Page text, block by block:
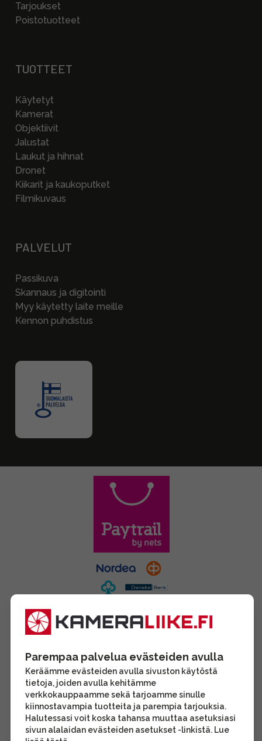
Tarjoukset
Poistotuotteet
TUOTTEET
Käytetyt
Kamerat
Objektiivit
Jalustat
Laukut ja hihnat
Dronet
Kiikarit ja kaukoputket
Filmikuvaus
PALVELUT
Passikuva
Skannaus ja digitointi
Myy käytetty laite meille
Kennon puhdistus
Parempaa palvelua evästeiden avulla
Keräämme evästeiden avulla sivuston käytöstä
tietoja, joiden avulla kehitämme
verkkokauppaamme sekä tarjoamme sinulle
kiinnostavampia tuotteita ja parempia tarjouksia.
Halutessasi voit koska tahansa muuttaa asetuksiasi
sivun alalaidan evästeiden asetukset -linkistä. Lue